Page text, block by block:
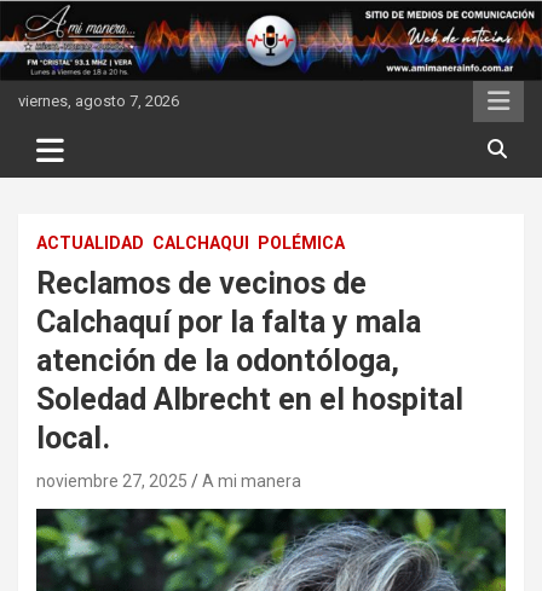
to
content
viernes, agosto 7, 2026
ACTUALIDAD CALCHAQUI POLÉMICA
Reclamos de vecinos de
Calchaquí por la falta y mala
atención de la odontóloga,
Soledad Albrecht en el hospital
local.
noviembre 27, 2025 A mi manera